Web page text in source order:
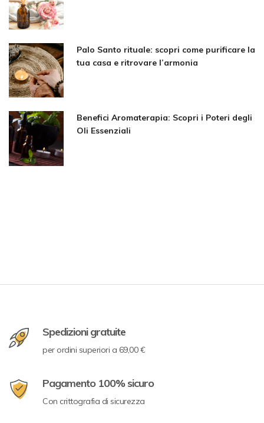
Palo Santo rituale: scopri come purificare la
tua casa e ritrovare l’armonia
Benefici Aromaterapia: Scopri i Poteri degli
Oli Essenziali
Spedizioni gratuite
per ordini superiori a 69,00 €
Pagamento 100% sicuro
Con crittografia di sicurezza